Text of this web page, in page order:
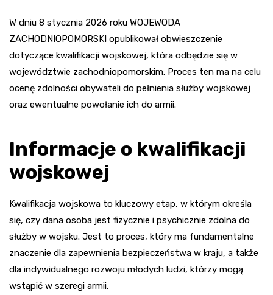
W dniu 8 stycznia 2026 roku WOJEWODA
ZACHODNIOPOMORSKI opublikował obwieszczenie
dotyczące kwalifikacji wojskowej, która odbędzie się w
województwie zachodniopomorskim. Proces ten ma na celu
ocenę zdolności obywateli do pełnienia służby wojskowej
oraz ewentualne powołanie ich do armii.
Informacje o kwalifikacji
wojskowej
Kwalifikacja wojskowa to kluczowy etap, w którym określa
się, czy dana osoba jest fizycznie i psychicznie zdolna do
służby w wojsku. Jest to proces, który ma fundamentalne
znaczenie dla zapewnienia bezpieczeństwa w kraju, a także
dla indywidualnego rozwoju młodych ludzi, którzy mogą
wstąpić w szeregi armii.